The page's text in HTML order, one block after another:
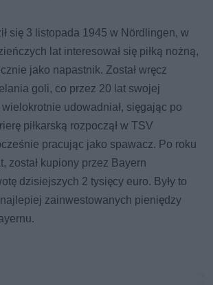
się 3 listopada 1945 w Nördlingen, w
lat interesował się piłką nożną,
jako napastnik. Został wręcz
goli, co przez 20 lat swojej
udowadniał, sięgając po
piłkarską rozpoczął w TSV
pracując jako spawacz. Po roku
został kupiony przez Bayern
dzisiejszych 2 tysięcy euro. Były to
zainwestowanych pieniędzy